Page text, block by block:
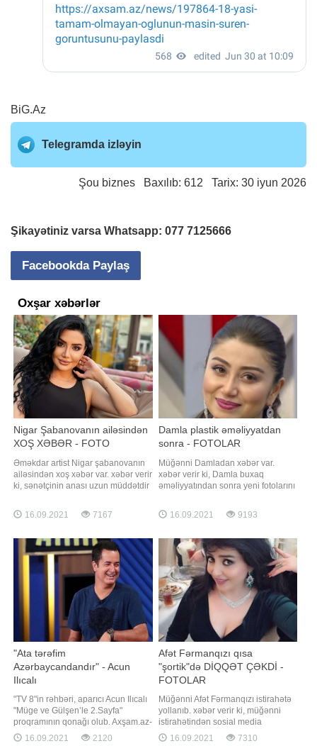
BiG.Az
Telegramda izləyin
Şou biznes Baxılıb: 612 Tarix: 30 iyun 2026
Şikayətiniz varsa Whatsapp: 077 7125666
Facebookda Paylaş
Oxşar xəbərlər
Nigar Şabanovanın ailəsindən
XOŞ XƏBƏR - FOTO
Əməkdar artist Nigar şabanovanın
ailəsindən xoş xəbər var. xəbər verir
ki, sənətçinin anası uzun müddətdir
yataq xəstəsi idi. Nigar sosial media
hesabında paylaşım edərək
qalxdığını qeyd edib: . "5 aya
yaxındır ki, anam beyin qanamas
16.09.2021 7167
Damla plastik əməliyyatdan
sonra - FOTOLAR
Müğənni Damladan xəbər var.
xəbər verir ki, Damla buxaq
əməliyyatından sonra yeni fotolarını
izləyiciləri onun yeni görünüşünü
bəyənərək xoş rəylər yazıblar.
16.09.2021 9193
"Ata tərəfim
Azərbaycandandır" - Acun
Ilıcalı
"TV 8"in rəhbəri, aparıcı Acun Ilıcalı
"Müge ve Gülşen’le 2.Sayfa"
proqramının qonağı olub. Axşam.az-
a istinadən xəbər verir ki, aparıcılar
16.09.2021 2120
Afət Fərmanqızı qısa
"şortik"də DİQQƏT ÇƏKDİ -
FOTOLAR
Müğənni Afət Fərmanqızı istirahətə
yollanıb. xəbər verir ki, müğənni
istirahətindən sosial media
hesabında paylaşımlar edib.
16.09.2021 7310